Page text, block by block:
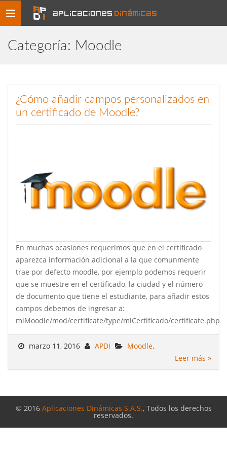
Toggle
navigation
aplicaciones dinámicas
Categoría: Moodle
¿Cómo añadir campos personalizados en
un certificado de Moodle?
En muchas ocasiones requerimos que en el certificado
aparezca información adicional a la que comunmente
trae por defecto moodle, por ejemplo podemos requerir
que se muestre en el certificado, la ciudad y el número
de documento que tiene el estudiante, para añadir estos
campos debemos de ingresar a:
miMoodle/mod/certificate/type/miCertificado/certificate.php...
marzo 11, 2016 APDI Moodle.
Leer más »
© 2016 Aplicaciones Dinámicas S.A.S., Todos los derechos
reservados.